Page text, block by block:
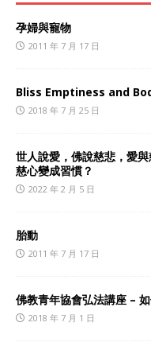
孕婦與寵物
2011 年 7 月 17 日
Bliss Emptiness and
2018 年 7 月 25 日
世人說愛，佛說慈悲，愛
慈心變成習慣？
2022 年 2 月 5 日
胎動
2011 年 7 月 17 日
佛教青年協會弘法講座 –
2018 年 7 月 1 日